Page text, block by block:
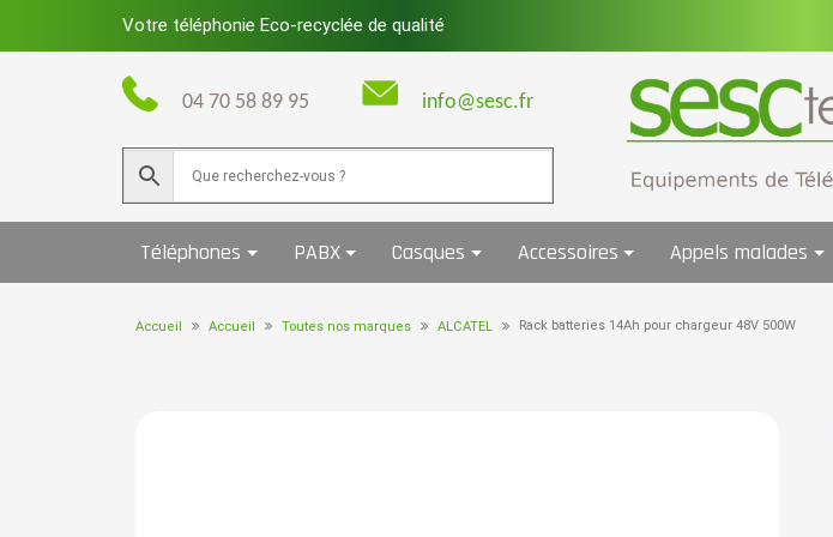
Votre téléphonie Eco-recyclée de qualité
04 70 58 89 95 info@sesc.fr
Téléphones PABX Casques Accessoires Appels malades
Accueil Accueil Toutes nos marques ALCATEL Rack batteries 14Ah pour chargeur 48V 500W